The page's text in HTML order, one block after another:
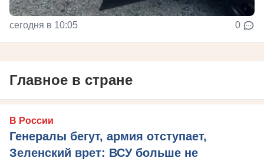
сегодня в 10:05 0
Главное в стране
В России
Генералы бегут, армия отступает,
Зеленский врет: ВСУ больше не